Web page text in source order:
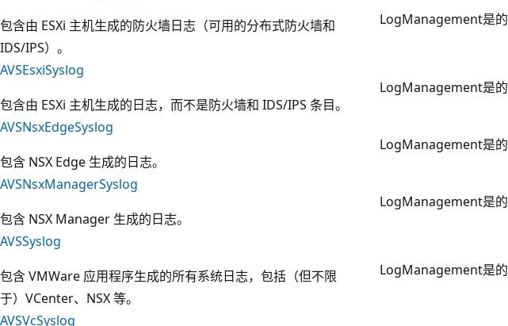
包含由 ESXi 主机生成的防火墙日志（可用的分布式防火墙和
IDS/IPS）。
LogManagement是的
AVSEsxiSyslog
包含由 ESXi 主机生成的日志，而不是防火墙和 IDS/IPS 条目。
LogManagement是的
AVSNsxEdgeSyslog
包含 NSX Edge 生成的日志。
LogManagement是的
AVSNsxManagerSyslog
包含 NSX Manager 生成的日志。
LogManagement是的
AVSSyslog
包含 VMWare 应用程序生成的所有系统日志，包括（但不限
于）VCenter、NSX 等。
LogManagement是的
AVSVcSyslog